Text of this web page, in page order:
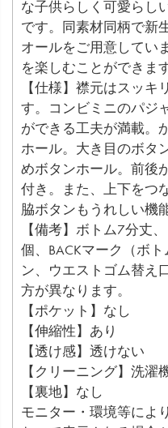
な子供らしく可愛らし
です。同素材同柄で新
オールをご用意してい
を楽しむことができます
【仕様】襟元はスッ
す。コンビミニのパジ
ができる工夫が満載。
ホール。大き目のボタ
めボタンホール。前後
付き。また、上下をつ
脇ボタンもうれしい機
【備考】ボトム7分丈
個、BACKマーク（ボ
ン、ウエストゴム替え
方が異なります。
【ポケット】なし
【伸縮性】あり
【透け感】透けない
【クリーニング】洗濯
【裏地】なし
モニター・環境等によ